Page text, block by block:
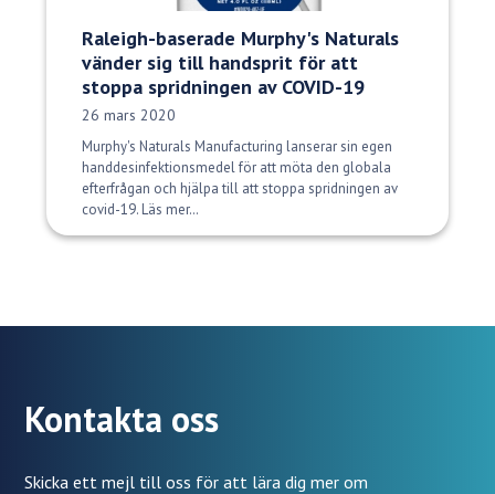
Raleigh-baserade Murphy's Naturals
vänder sig till handsprit för att
stoppa spridningen av COVID-19
Publiceringsdatum:
26 mars 2020
Murphy's Naturals Manufacturing lanserar sin egen
handdesinfektionsmedel för att möta den globala
efterfrågan och hjälpa till att stoppa spridningen av
covid-19. Läs mer…
Kontakta oss
Skicka ett mejl till oss för att lära dig mer om